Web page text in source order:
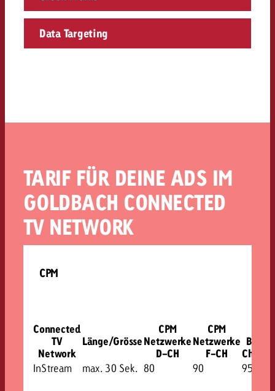
Data Targeting
TARIF FÜR DEINE ADS IM
GOLDBACH CONNECTED
TV NETWORK
CPM
Connected
TV
Network
Länge/Grösse
CPM
Netzwerke
D-CH
CPM
Netzwerke
F-CH
Best
InStream max. 30 Sek. 80 90 95